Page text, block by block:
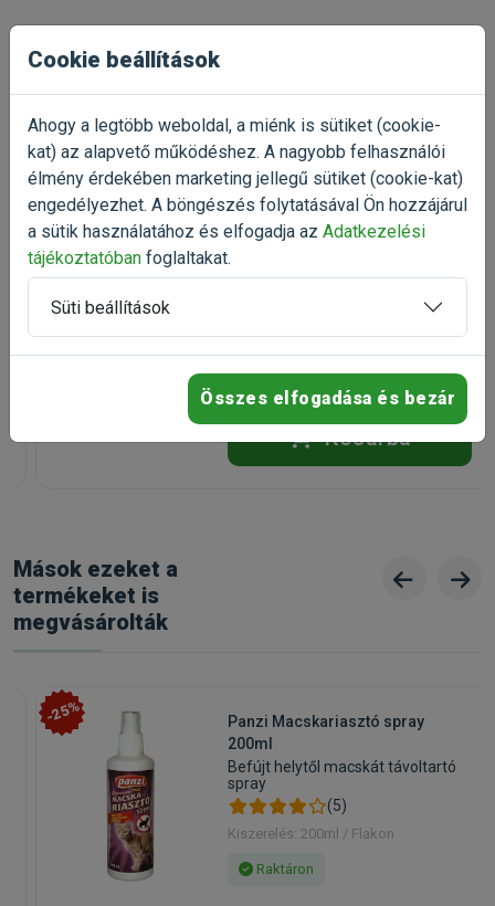
Gyártó:
Kiszerelés:1 Doboz
Státusz:Raktáron
Nettó ár:
Törékeny:Nem
Állatorvosi:Nem
-30%
Béres Minera Csepp Macska
30ml
immunerősítő vitaminkészítmény
(8)
Raktáron
4 380 Ft 6 257 Ft
Kosárba
Mások ezeket a
termékeket is
megvásárolták
-25%
Panzi Macskariasztó spray
200ml
Befújt helytől macskát távoltartó
spray
(5)
Kiszerelés: 200ml / Flakon
Raktáron
Cookie beállítások
Ahogy a legtöbb weboldal, a miénk is sütiket (cookie-
kat) az alapvető működéshez. A nagyobb felhasználói
élmény érdekében marketing jellegű sütiket (cookie-kat)
engedélyezhet. A böngészés folytatásával Ön hozzájárul
a sütik használatához és elfogadja az Adatkezelési
tájékoztatóban foglaltakat.
Süti beállítások
Összes elfogadása és bezár